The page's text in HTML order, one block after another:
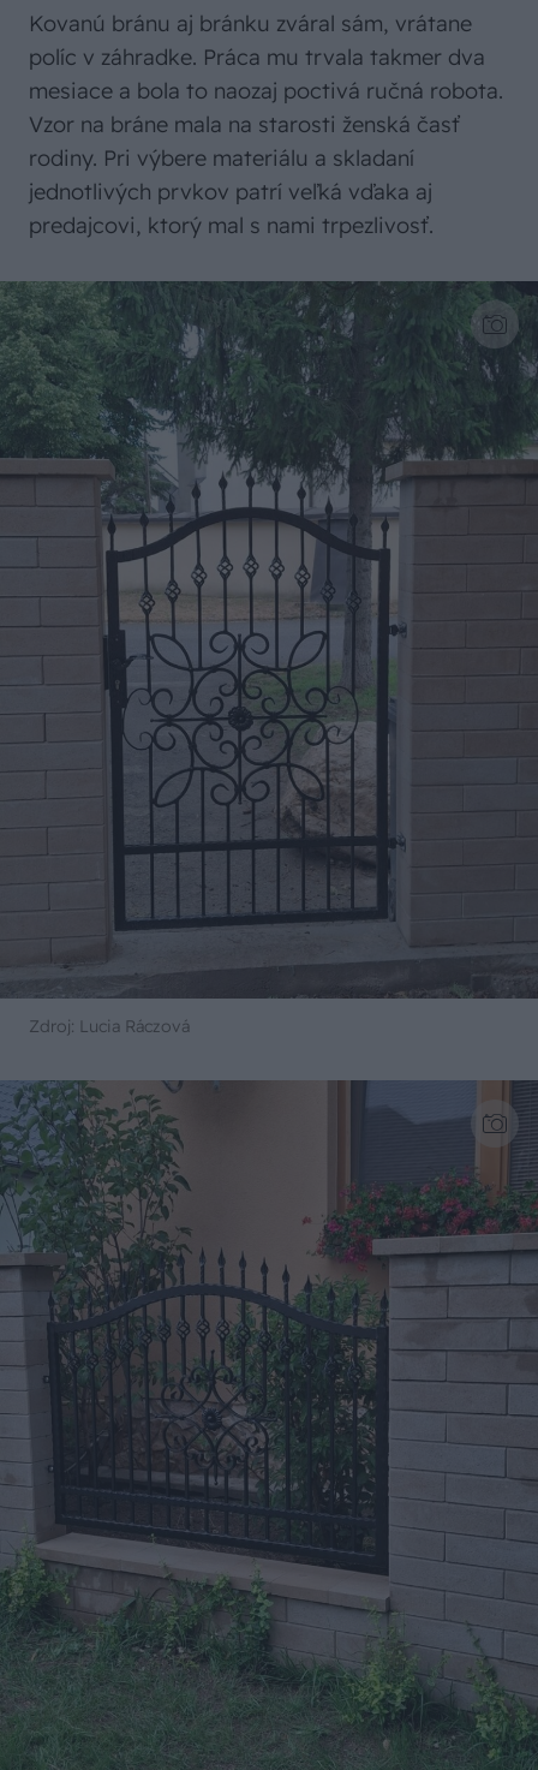
Kovanú bránu aj bránku zváral sám, vrátane
políc v záhradke. Práca mu trvala takmer dva
mesiace a bola to naozaj poctivá ručná robota.
Vzor na bráne mala na starosti ženská časť
rodiny. Pri výbere materiálu a skladaní
jednotlivých prvkov patrí veľká vďaka aj
predajcovi, ktorý mal s nami trpezlivosť.
Zdroj: Lucia Ráczová